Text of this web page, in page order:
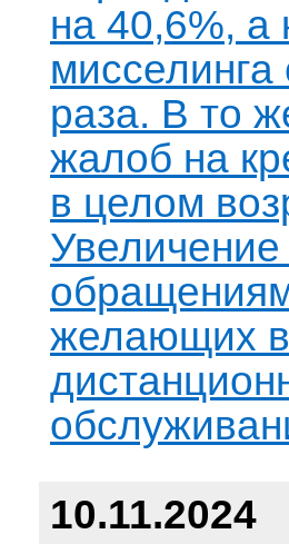
на 40,6%, а
мисселинга
раза. В то
жалоб на
в целом
желающих
10.11.2024